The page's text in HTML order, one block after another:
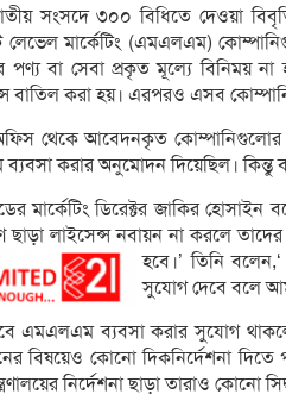
সংসদে ৩০০ বিধিতে দেওয়া
লেভেল মার্কেটিং (এমএলএম)
পণ্য বা সেবা প্রকৃত মূল্যে বিনিময়
বাতিল করা হয়। এরপরও এসব
থেকে আবেদনকৃত কোম্পানিগুলোর
করার অনুমোদন দিয়েছিল। কিন্তু
মার্কেটিং ডিরেক্টর জাকির
লাইসেন্স নবায়ন না করলে
হবে।’ তিনি বলেন
সুযোগ দেবে বলে
এমএলএম ব্যবসা করার সুযোগ
বিষয়েও কোনো দিকনির্দেশনা
নির্দেশনা ছাড়া তারাও কোনো